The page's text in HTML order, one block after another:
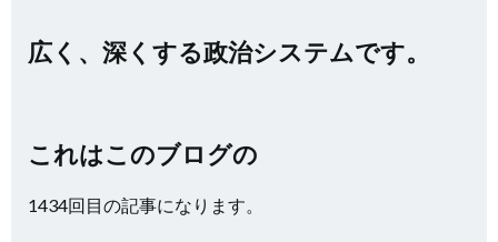
広く、深くする政治システムです。
これはこのブログの
1434回目の記事になります。